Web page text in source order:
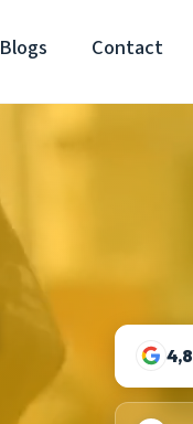
Blogs Contact
4,8